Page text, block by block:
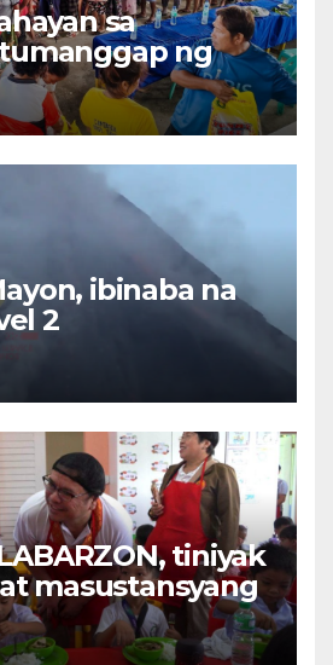
sa
ng
ng LGSF
ibinaba na
2
tiniyak
masustansyang
School-Based